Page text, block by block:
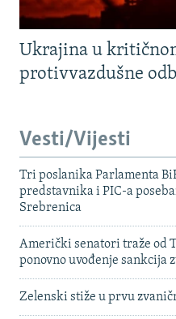
Ukrajina u
protivvazdušne
Vesti/Vijesti
Tri poslanika Parlamenta
predstavnika i PIC-a
Srebrenica
Američki senatori traže od
ponovno uvođenje sankcija
Zelenski stiže u prvu